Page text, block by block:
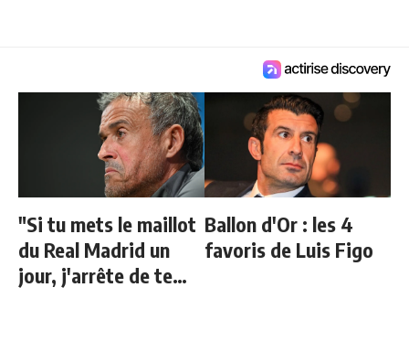
"Si tu mets le maillot
du Real Madrid un
jour, j'arrête de te
Ballon d'Or : les 4
favoris de Luis Figo